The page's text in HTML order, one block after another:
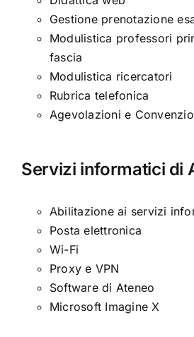
Gestione prenotazione
Modulistica professori
fascia
Modulistica ricercatori
Rubrica telefonica
Agevolazioni e
Servizi informatici di
Abilitazione ai servizi
Posta elettronica
Wi-Fi
Proxy e VPN
Software di Ateneo
Microsoft Imagine X